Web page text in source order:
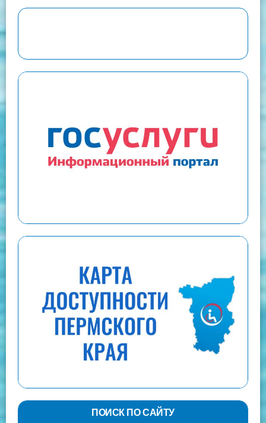
ПОИСК ПО САЙТУ